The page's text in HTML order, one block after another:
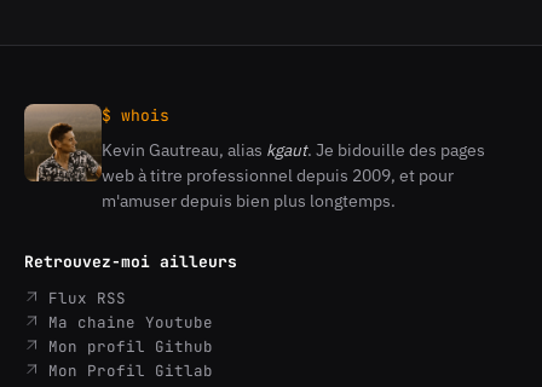
$ whois
Kevin
Gautreau
Kevin Gautreau, alias kgaut. Je bidouille des pages
web à titre professionnel depuis 2009, et pour
m'amuser depuis bien plus longtemps.
Retrouvez-moi ailleurs
Flux RSS
Ma chaine Youtube
Mon profil Github
Mon Profil Gitlab